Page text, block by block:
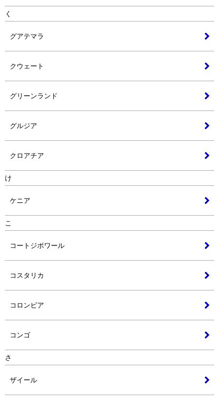
く
グアテマラ
クウェート
グリーンランド
グルジア
クロアチア
け
ケニア
こ
コートジボワール
コスタリカ
コロンビア
コンゴ
さ
ザイール